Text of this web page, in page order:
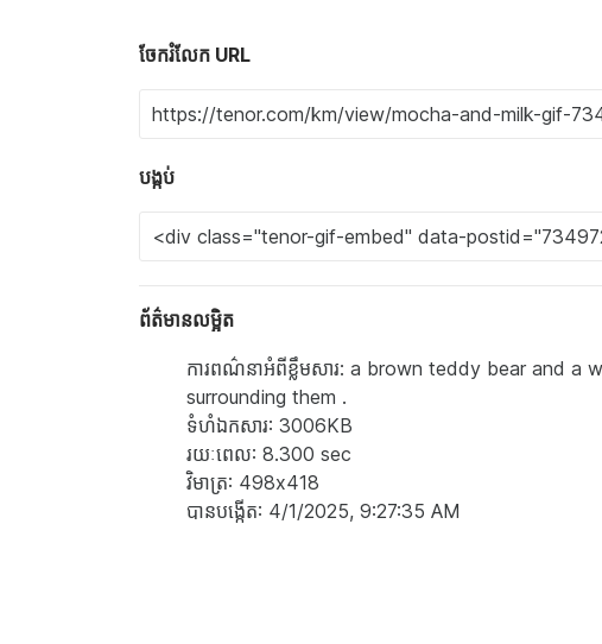
ចែករំលែក URL
បង្កប់
ព័ត៌មានលម្អិត
ការពណ៌នាអំពីខ្លឹមសារ: a brown teddy bear and a
surrounding them .
ទំហំ​ឯកសារ: 3006KB
រយៈពេល: 8.300 sec
វិមាត្រ: 498x418
បាន​បង្កើត: 4/1/2025, 9:27:35 AM